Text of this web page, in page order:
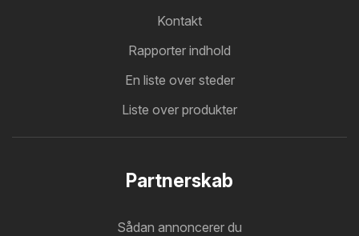
Kontakt
Rapporter indhold
En liste over steder
Liste over produkter
Partnerskab
Sådan annoncerer du